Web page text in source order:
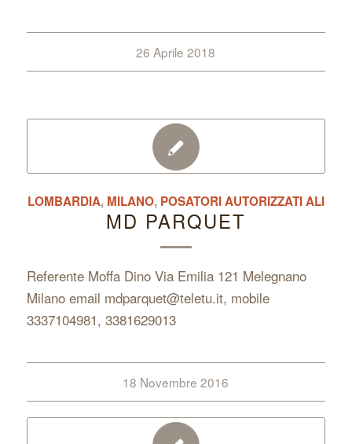
26 Aprile 2018
LOMBARDIA, MILANO, POSATORI AUTORIZZATI ALI
MD PARQUET
Referente Moffa Dino Via Emilia 121 Melegnano
Milano email mdparquet@teletu.it, mobile
3337104981, 3381629013
18 Novembre 2016